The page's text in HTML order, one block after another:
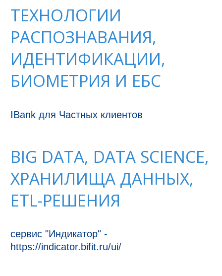
ТЕХНОЛОГИИ
РАСПОЗНАВАНИЯ,
ИДЕНТИФИКАЦИИ,
БИОМЕТРИЯ И ЕБС
IBank для Частных клиентов
BIG DATA, DATA SCIENCE,
ХРАНИЛИЩА ДАННЫХ,
ETL-РЕШЕНИЯ
сервис "Индикатор" -
https://indicator.bifit.ru/ui/